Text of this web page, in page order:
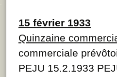
15 février 1933
Quinzaine
commerciale
PEJU 15.2.1933